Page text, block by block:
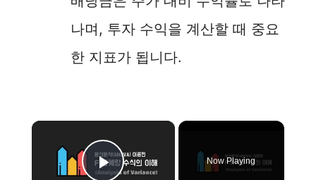
나며, 투자 수익을 계산할 때 중요
한 지표가 됩니다.
×
Now Playing